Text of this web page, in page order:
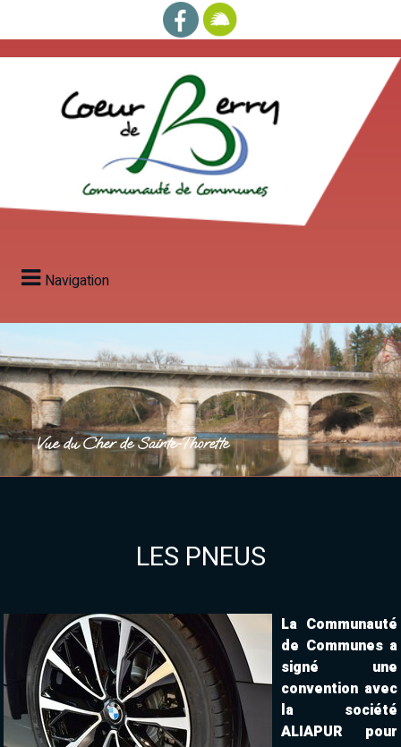
Navigation
Vue du Cher de Sainte-Thorette
LES PNEUS
La Communauté
de Communes a
signé une
convention avec
la société
ALIAPUR pour